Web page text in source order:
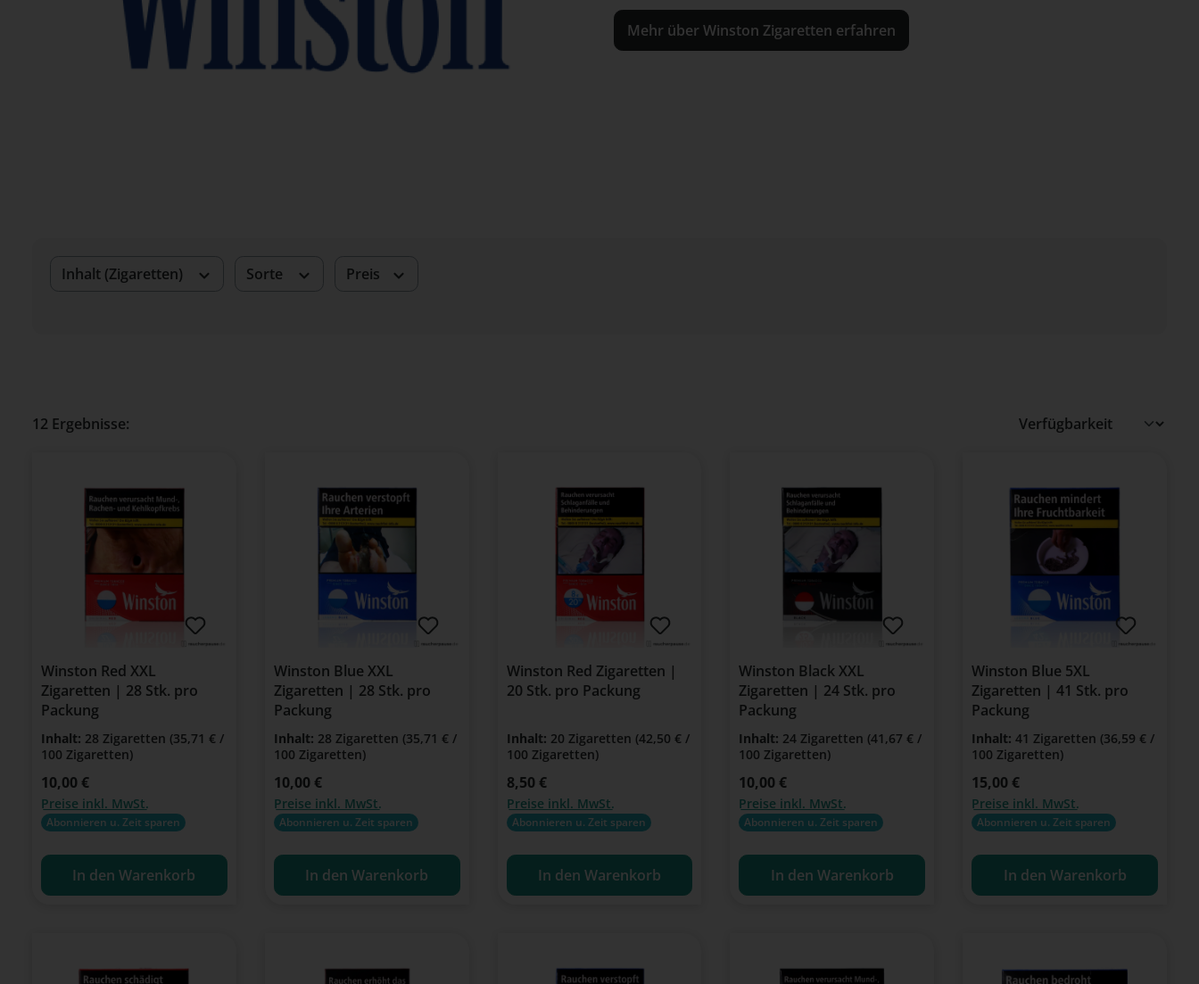
Mehr über Winston Zigaretten erfahren
Inhalt (Zigaretten) Sorte Preis
12 Ergebnisse:
Winston Red XXL
Zigaretten | 28 Stk. pro
Packung
Inhalt: 28 Zigaretten (35,71 € /
100 Zigaretten)
Regulärer Preis:
10,00 €
Preise inkl. MwSt.
Abonnieren u. Zeit sparen
In den Warenkorb
Winston Blue XXL
Zigaretten | 28 Stk. pro
Packung
Inhalt: 28 Zigaretten (35,71 € /
100 Zigaretten)
Regulärer Preis:
10,00 €
Preise inkl. MwSt.
Abonnieren u. Zeit sparen
In den Warenkorb
Winston Red Zigaretten |
20 Stk. pro Packung
Inhalt: 20 Zigaretten (42,50 € /
100 Zigaretten)
Regulärer Preis:
8,50 €
Preise inkl. MwSt.
Abonnieren u. Zeit sparen
In den Warenkorb
Winston Black XXL
Zigaretten | 24 Stk. pro
Packung
Inhalt: 24 Zigaretten (41,67 € /
100 Zigaretten)
Regulärer Preis:
10,00 €
Preise inkl. MwSt.
Abonnieren u. Zeit sparen
In den Warenkorb
Winston Blue 5XL
Zigaretten | 41 Stk. pro
Packung
Inhalt:41 Zigaretten (36,59 € /
100 Zigaretten)
Regulärer Preis:
15,00 €
Preise inkl. MwSt.
Abonnieren u. Zeit sparen
In den Warenkorb